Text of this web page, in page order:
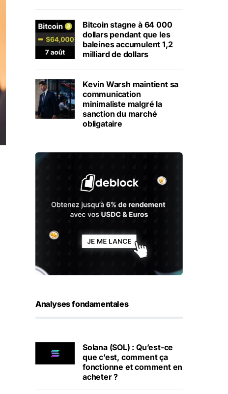
Bitcoin stagne à 64 000
dollars pendant que les
baleines accumulent 1,2
milliard de dollars
Kevin Warsh maintient sa
communication
minimaliste malgré la
sanction du marché
obligataire
Analyses fondamentales
Solana (SOL) : Qu’est-ce
que c’est, comment ça
fonctionne et comment en
acheter ?